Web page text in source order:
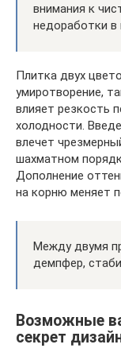
внимания к
недоработки в
Плитка двух
умиротворение,
влияет резкость
холодности.
влечет
шахматном
Дополнение
на корню меняет
Между двумя
демпфер,
Возможные
секрет